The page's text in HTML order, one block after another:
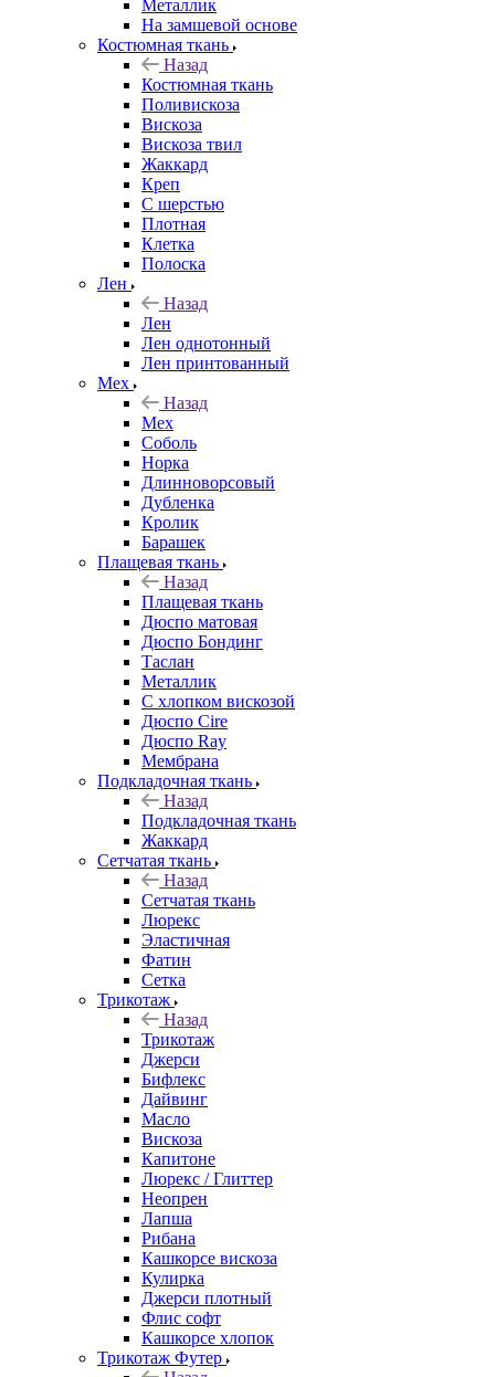
Металлик
На замшевой основе
Костюмная ткань
Назад
Костюмная ткань
Поливискоза
Вискоза
Вискоза твил
Жаккард
Креп
С шерстью
Плотная
Клетка
Полоска
Лен
Назад
Лен
Лен однотонный
Лен принтованный
Мех
Назад
Мех
Соболь
Норка
Длинноворсовый
Дубленка
Кролик
Барашек
Плащевая ткань
Назад
Плащевая ткань
Дюспо матовая
Дюспо Бондинг
Таслан
Металлик
С хлопком вискозой
Дюспо Cire
Дюспо Ray
Мембрана
Подкладочная ткань
Назад
Подкладочная ткань
Жаккард
Сетчатая ткань
Назад
Сетчатая ткань
Люрекс
Эластичная
Фатин
Сетка
Трикотаж
Назад
Трикотаж
Джерси
Бифлекс
Дайвинг
Масло
Вискоза
Капитоне
Люрекс / Глиттер
Неопрен
Лапша
Рибана
Кашкорсе вискоза
Кулирка
Джерси плотный
Флис софт
Кашкорсе хлопок
Трикотаж Футер